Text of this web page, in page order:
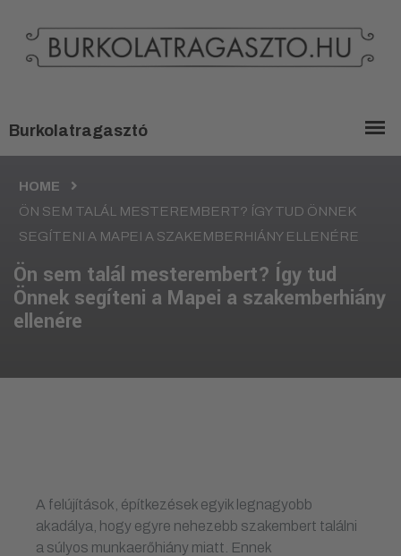
HOME
ÖN SEM TALÁL MESTEREMBERT? ÍGY TUD ÖNNEK
SEGÍTENI A MAPEI A SZAKEMBERHIÁNY ELLENÉRE
Ön sem talál mesterembert? Így tud
Önnek segíteni a Mapei a szakemberhiány
ellenére
A felújítások, építkezések egyik legnagyobb
akadálya, hogy egyre nehezebb szakembert találni
a súlyos munkaerőhiány miatt. Ennek